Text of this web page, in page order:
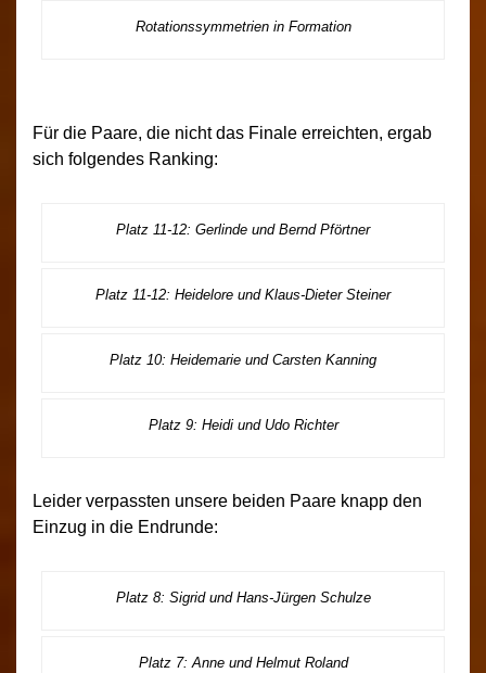
Rotationssymmetrien in Formation
Für die Paare, die nicht das Finale erreichten, ergab
sich folgendes Ranking:
Platz 11-12: Gerlinde und Bernd Pförtner
Platz 11-12: Heidelore und Klaus-Dieter Steiner
Platz 10: Heidemarie und Carsten Kanning
Platz 9: Heidi und Udo Richter
Leider verpassten unsere beiden Paare knapp den
Einzug in die Endrunde:
Platz 8: Sigrid und Hans-Jürgen Schulze
Platz 7: Anne und Helmut Roland